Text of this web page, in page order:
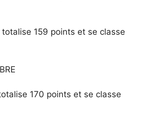
159 points et se classe
170 points et se classe